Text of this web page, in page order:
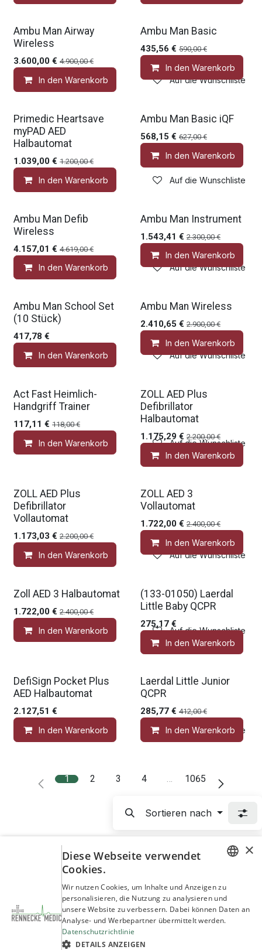
Gratis Zubehör
Ambu Man Airway
Wireless
3.600,00 € 4.900,00€
In den Warenkorb Auf die Wunschliste
Gratis Zubehör
Ambu Man Basic
435,56 € 590,00€
In den Warenkorb
Gratis Zubehör
Primedic Heartsave
myPAD AED
Halbautomat
1.039,00 € 1.200,00€
In den Warenkorb Auf die Wunschliste
Gratis Zubehör
Ambu Man Basic iQF
568,15 € 627,00€
In den Warenkorb
Gratis Zubehör
Ambu Man Defib
Wireless
4.157,01 € 4.619,00€
In den Warenkorb Auf die Wunschliste
Gratis Zubehör
Ambu Man Instrument
1.543,41 € 2.300,00€
In den Warenkorb
Gratis Zubehör
Ambu Man School Set
(10 Stück)
417,78 €
In den Warenkorb Auf die Wunschliste
Gratis Zubehör
Ambu Man Wireless
2.410,65 € 2.900,00€
In den Warenkorb
Medic Deal
Act Fast Heimlich-
Handgriff Trainer
117,11 € 118,00€
In den Warenkorb Auf die Wunschliste
ZOLL AED Plus
Defibrillator
Halbautomat
1.175,29 € 2.200,00€
In den Warenkorb
ZOLL AED Plus
Defibrillator
Vollautomat
1.173,03 € 2.200,00€
In den Warenkorb Auf die Wunschliste
ZOLL AED 3
Vollautomat
1.722,00€ 2.400,00€
In den Warenkorb
Medic Deal
Zoll AED 3 Halbautomat
1.722,00 € 2.400,00€
In den Warenkorb Auf die Wunschliste
Gratis Zubehör
(133-01050) Laerdal
Little Baby QCPR
275,17€
In den Warenkorb
Gratis Zubehör
DefiSign Pocket Plus
AED Halbautomat
2.127,51 €
In den Warenkorb Auf die Wunschliste
Gratis Zubehör
Laerdal Little Junior
QCPR
285,77€ 412,00€
In den Warenkorb
1 2 3 4 … 1065
Sortieren nach
Partner und Referenzen
Entdecken Sie unsere Marken und Partner
Mehr erfahren
ENGLISH
×
Diese Webseite verwendet
Cookies.
Wir nutzen Cookies, um Inhalte und Anzeigen zu
personalisieren, die Nutzung zu analysieren und
unsere Website zu verbessern. Dabei können Daten an
Analyse- und Werbepartner übermittelt werden.
Datenschutzrichtlinie
DETAILS ANZEIGEN